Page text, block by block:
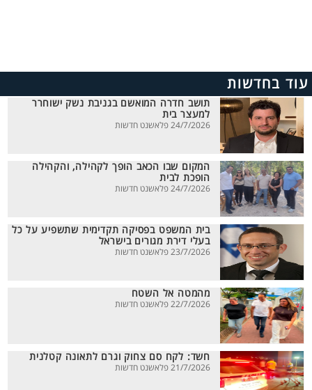
עוד בחדשות
תושב חדרה המואשם בגניבת נשק ישוחרר
למעצר בית
24/7/2026 פלאשנט חדשות
המקום שבו הכאב הופך לקהילה, והקהילה
הופכת לבית
24/7/2026 פלאשנט חדשות
בית המשפט בפסיקה תקדימית שתשפיע על כל
בעלי דירת מגורים בישראל
23/7/2026 פלאשנט חדשות
מהמטה אל השטח
22/7/2026 פלאשנט חדשות
חשד: לקח סם צחוק וגרם לתאונה קטלנית
21/7/2026 פלאשנט חדשות